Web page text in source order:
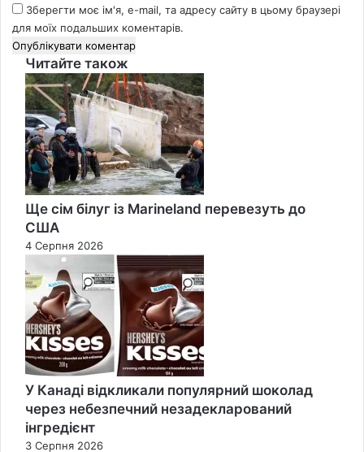
Зберегти моє ім'я, e-mail, та адресу сайту в цьому браузері
для моїх подальших коментарів.
Читайте також
Close
Ще сім білуг із Marineland перевезуть до
США
4 Серпня 2026
У Канаді відкликали популярний шоколад
через небезпечний незадекларований
інгредієнт
3 Серпня 2026